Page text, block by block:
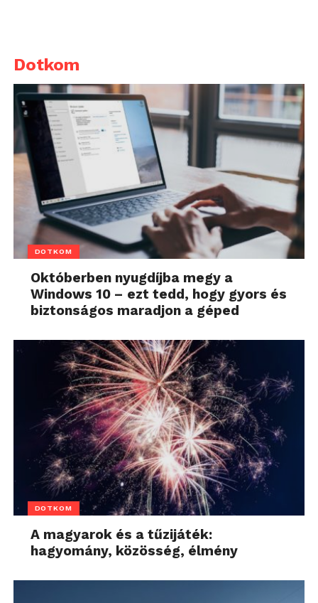
Dotkom
DOTKOM
Októberben nyugdíjba megy a
Windows 10 – ezt tedd, hogy gyors és
biztonságos maradjon a géped
DOTKOM
A magyarok és a tűzijáték:
hagyomány, közösség, élmény